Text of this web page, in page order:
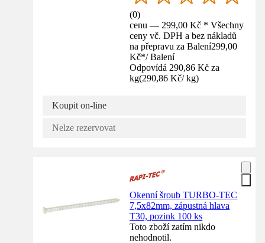
(0)
cenu — 299,00 Kč * Všechny
ceny vč. DPH a bez nákladů
na přepravu za Balení299,00
Kč*/ Balení
Odpovídá 290,86 Kč za
kg(290,86 Kč/ kg)
Koupit on-line
Nelze rezervovat
Okenní šroub TURBO-TEC
7,5x82mm, zápustná hlava
T30, pozink 100 ks
Toto zboží zatím nikdo
nehodnotil.